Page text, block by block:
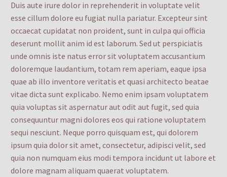
Duis aute irure dolor in reprehenderit in voluptate velit
esse cillum dolore eu fugiat nulla pariatur. Excepteur sint
occaecat cupidatat non proident, sunt in culpa qui officia
deserunt mollit anim id est laborum. Sed ut perspiciatis
unde omnis iste natus error sit voluptatem accusantium
doloremque laudantium, totam rem aperiam, eaque ipsa
quae ab illo inventore veritatis et quasi architecto beatae
vitae dicta sunt explicabo. Nemo enim ipsam voluptatem
quia voluptas sit aspernatur aut odit aut fugit, sed quia
consequuntur magni dolores eos qui ratione voluptatem
sequi nesciunt. Neque porro quisquam est, qui dolorem
ipsum quia dolor sit amet, consectetur, adipisci velit, sed
quia non numquam eius modi tempora incidunt ut labore et
dolore magnam aliquam quaerat voluptatem.